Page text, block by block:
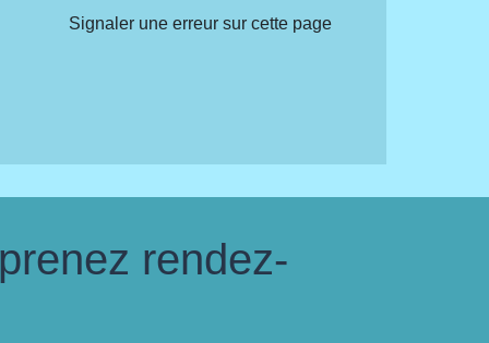
Signaler une erreur sur cette page
rendez-